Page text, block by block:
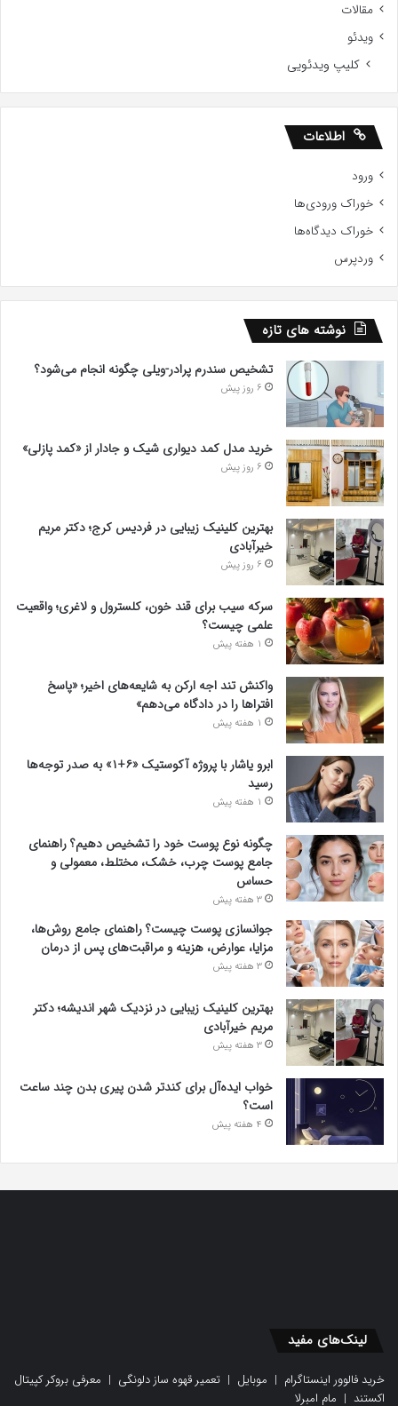
مقالات
ویدئو
کلیپ ویدئویی
اطلاعات
ورود
خوراک ورودی‌ها
خوراک دیدگاه‌ها
وردپرس
نوشته های تازه
تشخیص سندرم پرادر-ویلی چگونه انجام می‌شود؟
6 روز پیش
خرید مدل کمد دیواری شیک و جادار از «کمد پازلی»
6 روز پیش
بهترین کلینیک زیبایی در فردیس کرج؛ دکتر مریم
خیرآبادی
6 روز پیش
سرکه سیب برای قند خون، کلسترول و لاغری؛ واقعیت
علمی چیست؟
1 هفته پیش
واکنش تند اجه ارکن به شایعه‌های اخیر؛ «پاسخ
افتراها را در دادگاه می‌دهم»
1 هفته پیش
ابرو یاشار با پروژه آکوستیک «۶+۱» به صدر توجه‌ها
رسید
1 هفته پیش
چگونه نوع پوست خود را تشخیص دهیم؟ راهنمای
جامع پوست چرب، خشک، مختلط، معمولی و
حساس
3 هفته پیش
جوانسازی پوست چیست؟ راهنمای جامع روش‌ها،
مزایا، عوارض، هزینه و مراقبت‌های پس از درمان
3 هفته پیش
بهترین کلینیک زیبایی در نزدیک شهر اندیشه؛ دکتر
مریم خیرآبادی
3 هفته پیش
خواب ایده‌آل برای کندتر شدن پیری بدن چند ساعت
است؟
4 هفته پیش
لینک‌های مفید
خرید فالوور اینستاگرام | موبایل | تعمیر قهوه ساز دلونگی | معرفی بروکر کپیتال
اکستند | مام امبرلا